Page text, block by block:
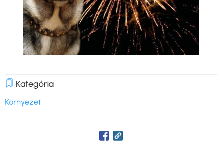
Kategória
Környezet